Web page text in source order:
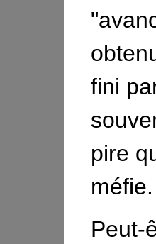
fini
pire
Peut-